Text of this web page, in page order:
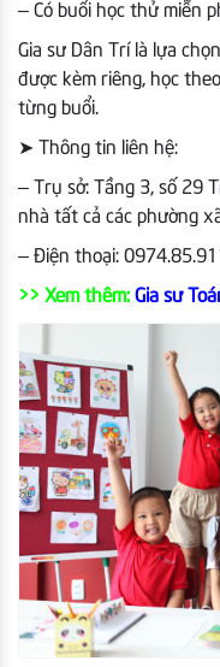
– Có buổi học thử miễn
Gia sư Dân Trí là lựa
được kèm riêng, học
từng buổi.
➤ Thông tin liên hệ:
– Trụ sở: Tầng 3, số 29
nhà tất cả các phường
– Điện thoại:
>> Xem thêm: Gia sư